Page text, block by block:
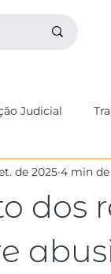
Judicial
Fundos
Benites
dos
de 2025 4 min